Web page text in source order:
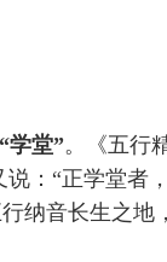
学堂”。《五行
：“正学堂者
纳音长生之地